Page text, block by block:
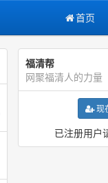
首页
福清帮
网聚福清人的力量
现
已注册用户